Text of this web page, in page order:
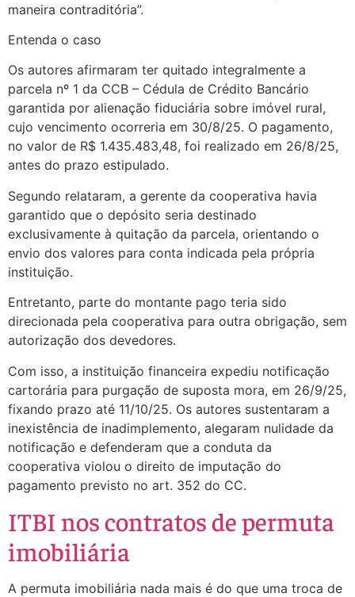
maneira contraditória”.
Entenda o caso
Os autores afirmaram ter quitado integralmente a
parcela nº 1 da CCB – Cédula de Crédito Bancário
garantida por alienação fiduciária sobre imóvel rural,
cujo vencimento ocorreria em 30/8/25. O pagamento,
no valor de R$ 1.435.483,48, foi realizado em 26/8/25,
antes do prazo estipulado.
Segundo relataram, a gerente da cooperativa havia
garantido que o depósito seria destinado
exclusivamente à quitação da parcela, orientando o
envio dos valores para conta indicada pela própria
instituição.
Entretanto, parte do montante pago teria sido
direcionada pela cooperativa para outra obrigação, sem
autorização dos devedores.
Com isso, a instituição financeira expediu notificação
cartorária para purgação de suposta mora, em 26/9/25,
fixando prazo até 11/10/25. Os autores sustentaram a
inexistência de inadimplemento, alegaram nulidade da
notificação e defenderam que a conduta da
cooperativa violou o direito de imputação do
pagamento previsto no art. 352 do CC.
ITBI nos contratos de permuta
imobiliária
A permuta imobiliária nada mais é do que uma troca de